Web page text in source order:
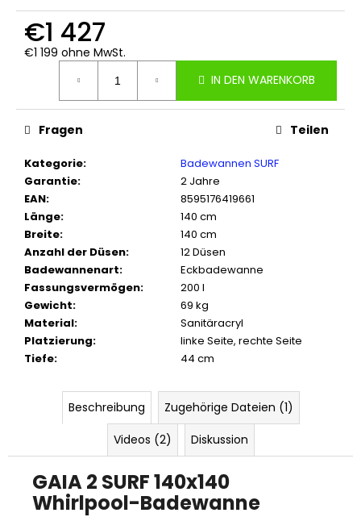
€1 427
€1 199 ohne MwSt.
Verkaufspreis:
IN DEN WARENKORB
Kategorie:
Badewannen SURF
Garantie:
2 Jahre
EAN:
8595176419661
Länge:
140 cm
Breite:
140 cm
Anzahl der Düsen:
12 Düsen
Badewannenart:
Eckbadewanne
Fassungsvermögen:
200 l
Gewicht:
69 kg
Material:
Sanitäracryl
Platzierung:
linke Seite, rechte Seite
Tiefe: 44 cm
Fragen Teilen
Beschreibung
Zugehörige Dateien (1)
Videos (2)
Diskussion
GAIA 2 SURF 140x140
Whirlpool-Badewanne
l
e
n